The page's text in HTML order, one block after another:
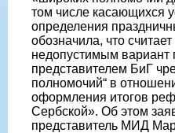
том числе касающихся
определения
обозначила, что считает
недопустимым
представителем БиГ
полномочий“ в
оформления итогов
Сербской». Об этом
представитель МИД